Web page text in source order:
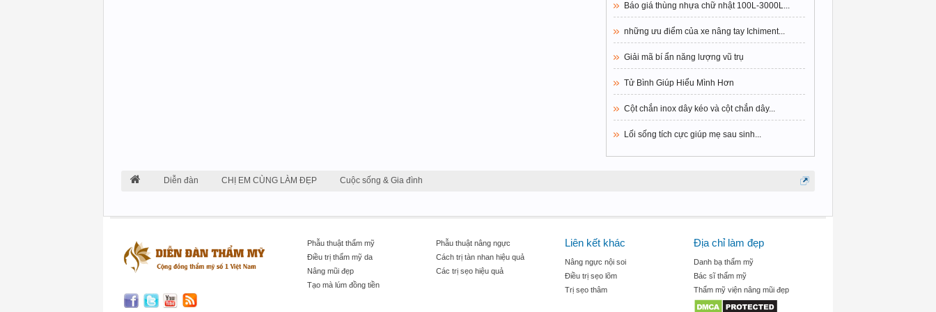
Báo giá thùng nhựa chữ nhật 100L-3000L...
những ưu điểm của xe nâng tay Ichiment...
Giải mã bí ẩn năng lượng vũ trụ
Tử Bình Giúp Hiểu Mình Hơn
Cột chắn inox dây kéo và cột chắn dây...
Lối sống tích cực giúp mẹ sau sinh...
Diễn đàn CHỊ EM CÙNG LÀM ĐẸP Cuộc sống & Gia đình
Phẫu thuật thẩm mỹ
Điều trị thẩm mỹ da
Nâng mũi đẹp
Tạo mà lúm đồng tiền
Phẫu thuật nâng ngực
Cách trị tàn nhan hiệu quả
Các trị sẹo hiệu quả
Liên kết khác
Nâng ngực nội soi
Điều trị sẹo lõm
Trị sẹo thâm
Địa chỉ làm đẹp
Danh bạ thẩm mỹ
Bác sĩ thẩm mỹ
Thẩm mỹ viện nâng mũi đẹp